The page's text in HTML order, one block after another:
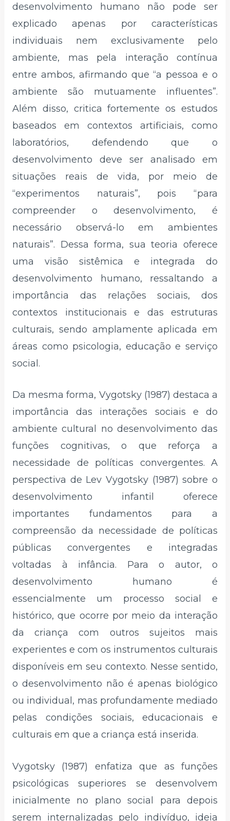
desenvolvimento humano não pode ser
explicado apenas por características
individuais nem exclusivamente pelo
ambiente, mas pela interação contínua
entre ambos, afirmando que “a pessoa e o
ambiente são mutuamente influentes”.
Além disso, critica fortemente os estudos
baseados em contextos artificiais, como
laboratórios, defendendo que o
desenvolvimento deve ser analisado em
situações reais de vida, por meio de
“experimentos naturais”, pois “para
compreender o desenvolvimento, é
necessário observá-lo em ambientes
naturais”. Dessa forma, sua teoria oferece
uma visão sistêmica e integrada do
desenvolvimento humano, ressaltando a
importância das relações sociais, dos
contextos institucionais e das estruturas
culturais, sendo amplamente aplicada em
áreas como psicologia, educação e serviço
social.
Da mesma forma, Vygotsky (1987) destaca a
importância das interações sociais e do
ambiente cultural no desenvolvimento das
funções cognitivas, o que reforça a
necessidade de políticas convergentes. A
perspectiva de Lev Vygotsky (1987) sobre o
desenvolvimento infantil oferece
importantes fundamentos para a
compreensão da necessidade de políticas
públicas convergentes e integradas
voltadas à infância. Para o autor, o
desenvolvimento humano é
essencialmente um processo social e
histórico, que ocorre por meio da interação
da criança com outros sujeitos mais
experientes e com os instrumentos culturais
disponíveis em seu contexto. Nesse sentido,
o desenvolvimento não é apenas biológico
ou individual, mas profundamente mediado
pelas condições sociais, educacionais e
culturais em que a criança está inserida.
Vygotsky (1987) enfatiza que as funções
psicológicas superiores se desenvolvem
inicialmente no plano social para depois
serem internalizadas pelo indivíduo, ideia